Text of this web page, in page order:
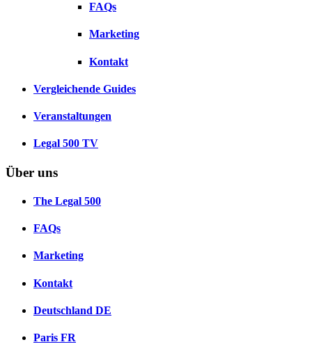
FAQs
Marketing
Kontakt
Vergleichende Guides
Veranstaltungen
Legal 500 TV
Über uns
The Legal 500
FAQs
Marketing
Kontakt
Deutschland DE
Paris FR